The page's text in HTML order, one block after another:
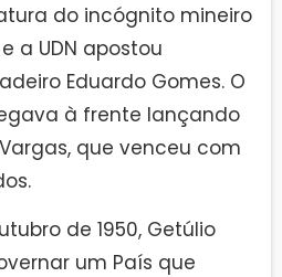
do incógnito mineiro
a UDN apostou
Eduardo Gomes. O
à frente lançando
que venceu com
de 1950, Getúlio
um País que